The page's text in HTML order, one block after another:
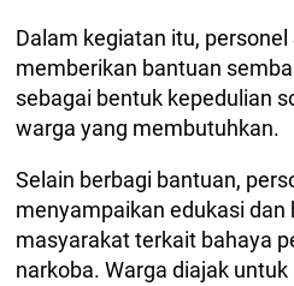
Dalam kegiatan itu,
memberikan bantuan
sebagai bentuk kepedulian
warga yang membutuhkan.
Selain berbagi bantuan,
menyampaikan edukasi dan
masyarakat terkait bahaya
narkoba. Warga diajak